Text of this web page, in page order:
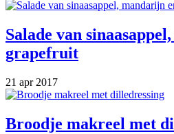
Salade van
grapefruit
21 apr 2017
Broodje makreel met